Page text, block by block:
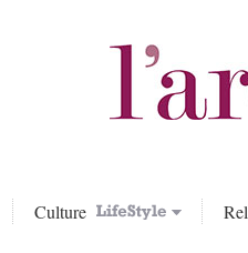
Culture